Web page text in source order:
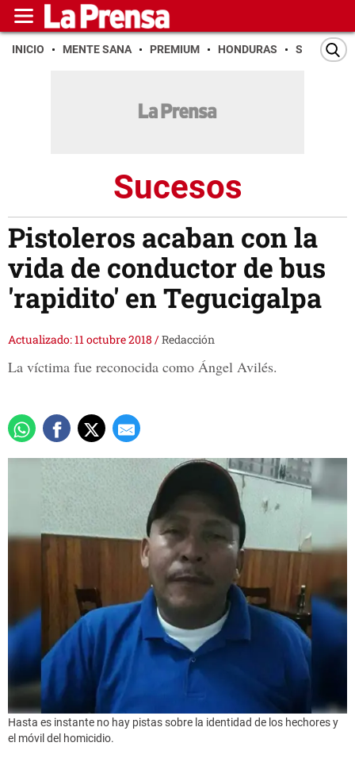
INICIO MENTE SANA PREMIUM HONDURAS SAN PEDRO
Sucesos
Pistoleros acaban con la
vida de conductor de bus
'rapidito' en Tegucigalpa
Actualizado: 11 octubre 2018 /Redacción
La víctima fue reconocida como Ángel Avilés.
Hasta es instante no hay pistas sobre la identidad de los hechores y
el móvil del homicidio.